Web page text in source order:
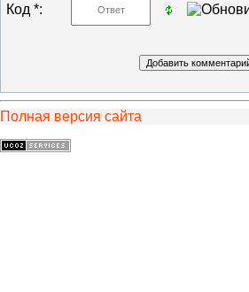
Код *:
Полная версия сайта